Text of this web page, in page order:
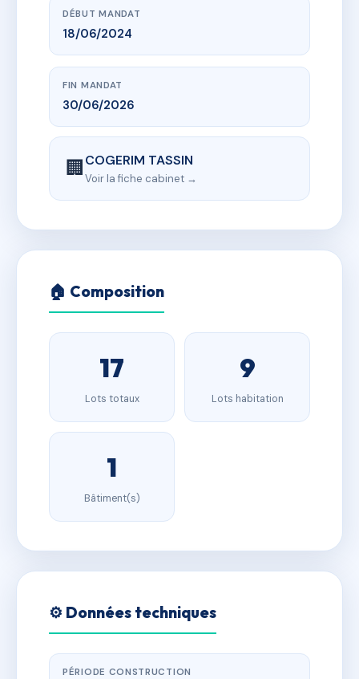
DÉBUT MANDAT
18/06/2024
FIN MANDAT
30/06/2026
🏢COGERIM TASSIN
Voir la fiche cabinet →
🏠 Composition
17
Lots totaux
9
Lots habitation
1
Bâtiment(s)
⚙️ Données techniques
PÉRIODE CONSTRUCTION